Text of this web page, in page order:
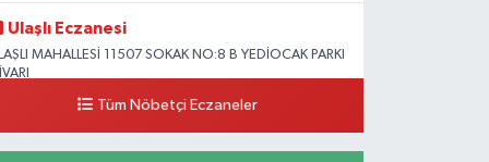
Ulaşlı Eczanesi
MAHALLESİ 11507 SOKAK NO:8 B YEDİOCAK PARKI
0 (546) 158 81 80 Yol Tarifi Al
Tüm Nöbetçi Eczaneler